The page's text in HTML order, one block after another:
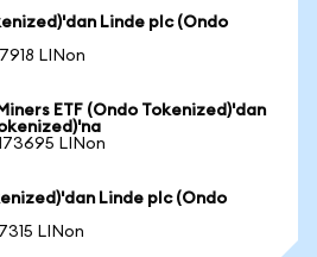
Linde plc (Ondo
LINon
ETF (Ondo Tokenized)'dan
LINon
Linde plc (Ondo
LINon